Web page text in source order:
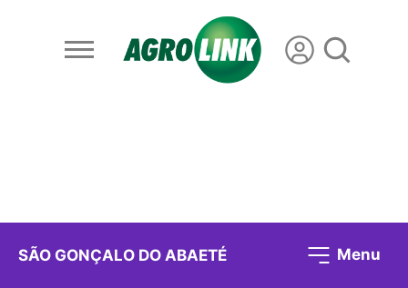
SÃO GONÇALO DO ABAETÉ Menu